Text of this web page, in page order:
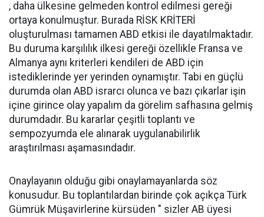
, daha ülkesine gelmeden kontrol edilmesi gereği
ortaya konulmuştur. Burada RİSK KRİTERİ
oluşturulması tamamen ABD etkisi ile dayatılmaktadır.
Bu duruma karşılılık ilkesi gereği özellikle Fransa ve
Almanya aynı kriterleri kendileri de ABD için
istediklerinde yer yerinden oynamıştır. Tabi en güçlü
durumda olan ABD israrcı olunca ve bazı çıkarlar işin
içine girince olay yapalım da görelim safhasına gelmiş
durumdadır. Bu kararlar çeşitli toplantı ve
sempozyumda ele alınarak uygulanabilirlik
araştırılması aşamasındadır.
Onaylayanın olduğu gibi onaylamayanlarda söz
konusudur. Bu toplantılardan birinde çok açıkça Türk
Gümrük Müşavirlerine kürsüden " sizler AB üyesi